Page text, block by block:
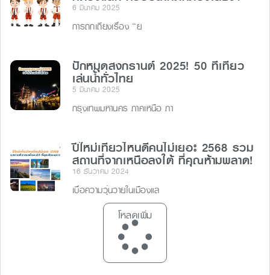
6 มีนาคม 2025
การถกเถียงเรื่อง “ย
ปักหมุดสงกรานต์ 2025! 50 ที่เที่ยว
เล่นน้ำทั่วไทย
5 มีนาคม 2025
กรุงเทพมหานคร ภาคเหนือ ภา
ปีใหม่เที่ยวไหนดีคนไม่เยอะ 2568 รวม
สถานที่จากเหนือลงใต้ ที่คุณห้ามพลาด!
16 ธันวาคม 2024
เบื่อความวุ่นวายในเมืองแล
โหลดเพิ่ม